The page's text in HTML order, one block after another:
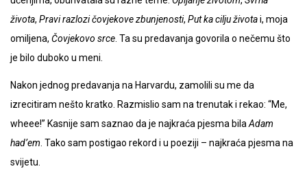
života, Pravi razlozi čovjekove zbunjenosti, Put ka cilju životai, moja
omiljena, Čovjekovo srce . Ta su predavanja govorila o nečemu što
je bilo duboko u meni.
Nakon jednog predavanja na Harvardu, zamolili su me da
izrecitiram nešto kratko. Razmislio sam na trenutak i rekao: “Me,
wheee!” Kasnije sam saznao da je najkraća pjesma bila Adam
had’em . Tako sam postigao rekord i u poeziji – najkraća pjesma na
svijetu.